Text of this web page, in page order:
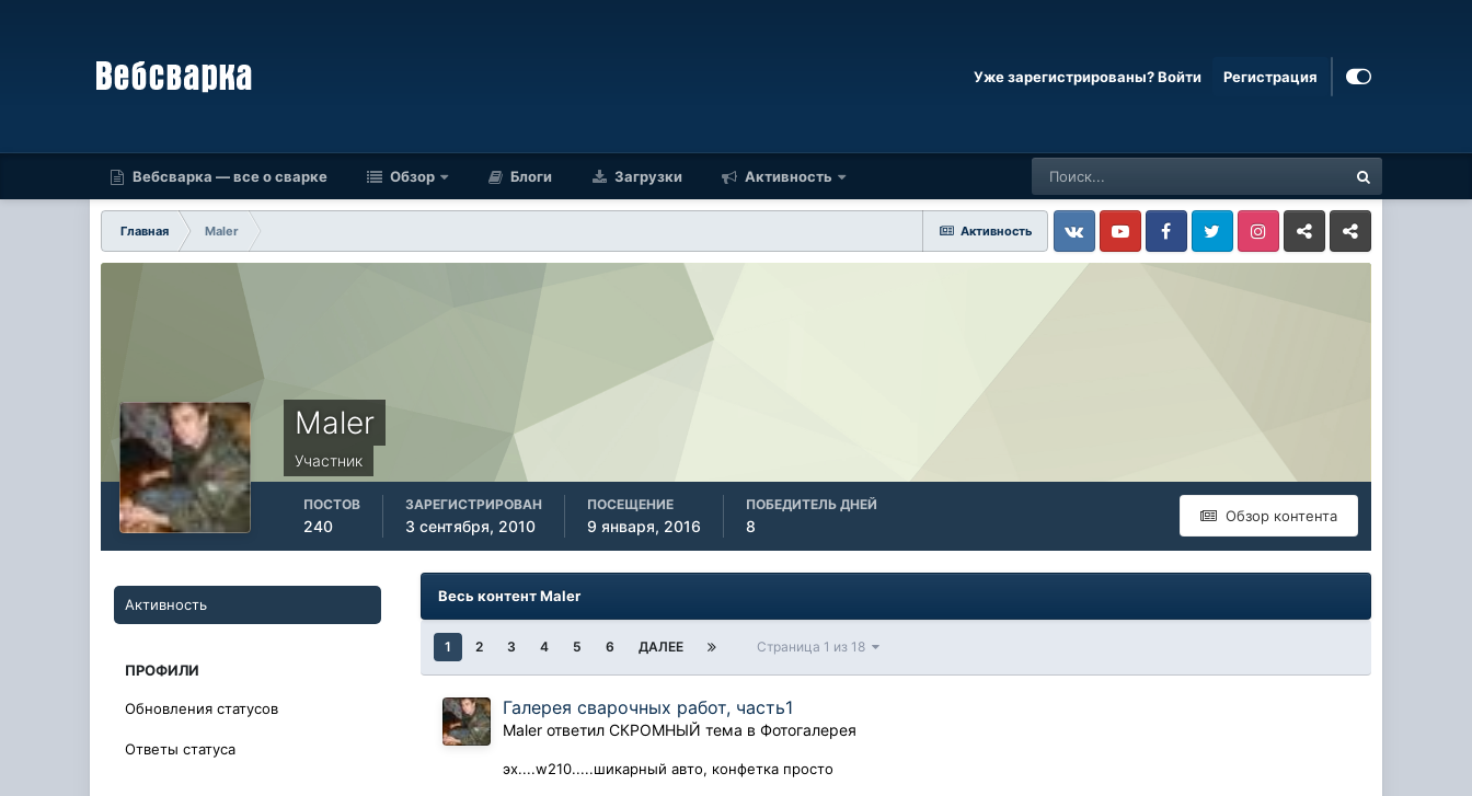
Уже зарегистрированы? Войти Регистрация
Вебсварка — все о сварке Обзор Блоги Загрузки Активность
Активность
Главная
Maler
VkontakteYouTube FacebookTwitter InstagramLivejournalOdnoklassniki
Maler
Участник
Обзор контента
ПОСТОВ
240
ЗАРЕГИСТРИРОВАН
3 сентября, 2010
ПОСЕЩЕНИЕ
9 января, 2016
ПОБЕДИТЕЛЬ ДНЕЙ
8
Активность
ПРОФИЛИ
Обновления статусов
Ответы статуса
Весь контент Maler
1 2 3 4 5 6 ДАЛЕЕ Страница 1 из 18
Галерея сварочных работ, часть1
Maler ответилСКРОМНЫЙ тема вФотогалерея
эх....w210.....шикарный авто, конфетка просто